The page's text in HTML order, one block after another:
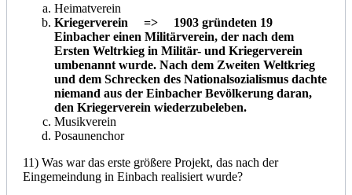
Heimatverein
Kriegerverein => 1903 gründeten 19
Einbacher einen Militärverein, der nach dem
Ersten Weltrkieg in Militär- und Kriegerverein
umbenannt wurde. Nach dem Zweiten Weltkrieg
und dem Schrecken des Nationalsozialismus dachte
niemand aus der Einbacher Bevölkerung daran,
den Kriegerverein wiederzubeleben.
Musikverein
Posaunenchor
11) Was war das erste größere Projekt, das nach der
Eingemeindung in Einbach realisiert wurde?